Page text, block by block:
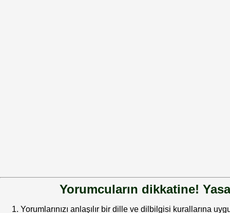
Yorumcuların dikkatine!
Yorumlarınızı anlaşılır bir dille ve dilbilgisi kurallarına